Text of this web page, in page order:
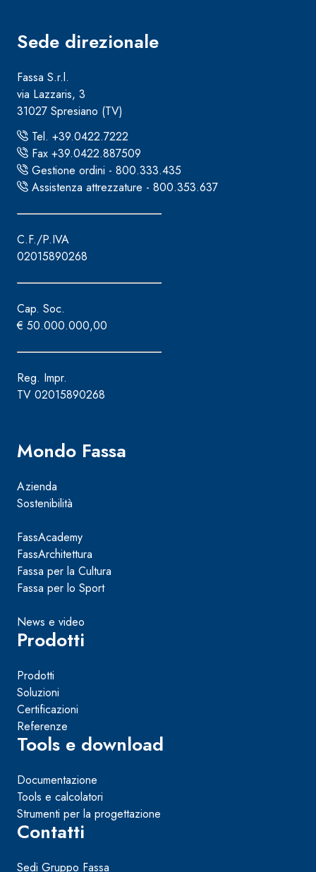
Sistema ISOLAMENTO TERMICO FASSATHERM
A 96 RESPHIRA
Sede direzionale
Fassa S.r.l.
via Lazzaris, 3
31027 Spresiano (TV)
Tel. +39.0422.7222
Fax +39.0422.887509
Gestione ordini - 800.333.435
Assistenza attrezzature - 800.353.637
C.F./P.IVA
02015890268
Cap. Soc.
€ 50.000.000,00
Reg. Impr.
TV 02015890268
Mondo Fassa
Azienda
Sostenibilità
FassAcademy
FassArchitettura
Fassa per la Cultura
Fassa per lo Sport
News e video
Prodotti
Prodotti
Soluzioni
Certificazioni
Referenze
Tools e download
Documentazione
Tools e calcolatori
Strumenti per la progettazione
Contatti
Sedi Gruppo Fassa